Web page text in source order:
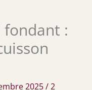
fondant :
2025/2